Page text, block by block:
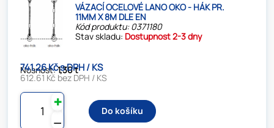
VÁZACÍ OCELOVÉ LANO OKO - HÁK PR.
11MM X 8M DLE EN
Kód produktu: 0371180
Stav skladu: Dostupnost 2-3 dny
Nosnost:1,30 t
741.26 Kč s DPH / KS
612.61 Kč bez DPH / KS
⚊
✚
Do košíku